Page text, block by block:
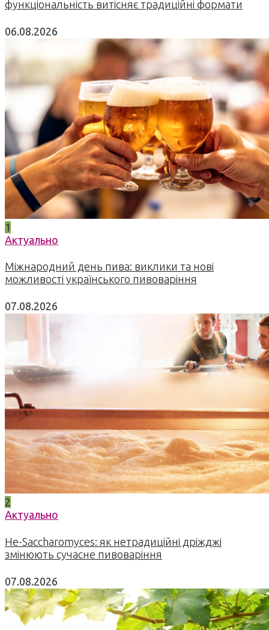
функціональність витісняє традиційні формати
06.08.2026
1
Актуально
Міжнародний день пива: виклики та нові
можливості українського пивоваріння
07.08.2026
2
Актуально
Не-Saccharomyces: як нетрадиційні дріжджі
змінюють сучасне пивоваріння
07.08.2026